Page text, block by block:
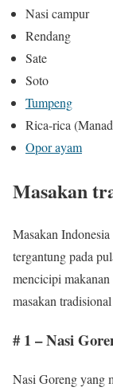
Nasi campur
Rendang
Sate
Soto
Tumpeng
Rica-rica
Opor ayam
Masakan
Masakan
tergantung pada
mencicipi
masakan
# 1 – Nasi
Nasi Goreng yang